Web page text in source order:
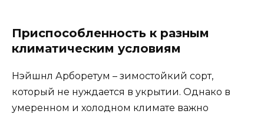
Приспособленность к разным
климатическим условиям
Нэйшнл Арборетум – зимостойкий сорт,
который не нуждается в укрытии. Однако в
умеренном и холодном климате важно